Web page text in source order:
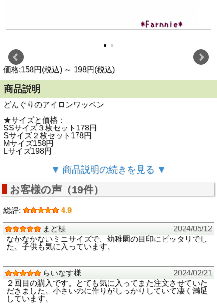
価格:158円(税込) ～ 198円(税込)
商品説明
どんぐりのアイロンワッペン
★サイズと価格：
SSサイズ３枚セット178円
Sサイズ２枚セット178円
Mサイズ158円
Lサイズ198円
【SS】よこ 約1ｃｍ たて 約1.3ｃｍ
【S】よこ 約1.4ｃｍ たて 約1.9ｃｍ
【M】よこ 約2.1ｃｍ たて 約2.9ｃｍ
【L】よこ 約2.9ｃｍ たて 約4ｃｍ
★色：チョコ・クッキー・キャラメル
★アイロン取付：○
（※洗濯時やアイロンでうまくつかない場合は縫い付けてく
ださい）
★注意事項：
があります
▼ 商品説明の続きを見る ▼
お客様の声（19件）
総評: 4.9
まど様
2024/05/12
なかなかないミニサイズで、幼稚園の目印にピッタリでし
た。子供も気に入っています。
らいなす様
2024/02/21
２回目の購入です。とても気に入ってまた注文させていた
だきました。小さいのに作りがしっかりしていて凄く満足
しています。